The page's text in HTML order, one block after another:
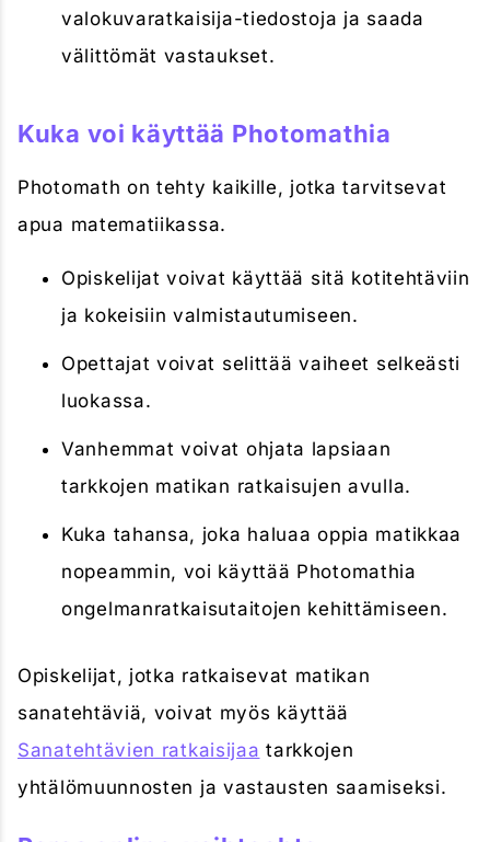
valokuvaratkaisija-tiedostoja ja saada
välittömät vastaukset.
Kuka voi käyttää Photomathia
Photomath on tehty kaikille, jotka tarvitsevat
apua matematiikassa.
Opiskelijat voivat käyttää sitä kotitehtäviin
ja kokeisiin valmistautumiseen.
Opettajat voivat selittää vaiheet selkeästi
luokassa.
Vanhemmat voivat ohjata lapsiaan
tarkkojen matikan ratkaisujen avulla.
Kuka tahansa, joka haluaa oppia matikkaa
nopeammin, voi käyttää Photomathia
ongelmanratkaisutaitojen kehittämiseen.
Opiskelijat, jotka ratkaisevat matikan
sanatehtäviä, voivat myös käyttää
Sanatehtävien ratkaisijaa tarkkojen
yhtälömuunnosten ja vastausten saamiseksi.